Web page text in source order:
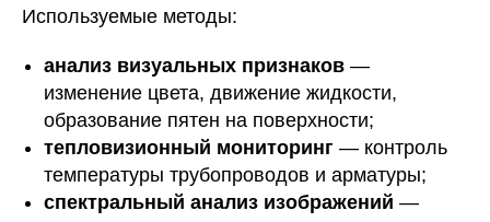
Используемые методы:
анализ визуальных признаков —
изменение цвета, движение жидкости,
образование пятен на поверхности;
тепловизионный мониторинг — контроль
температуры трубопроводов и арматуры;
спектральный анализ изображений —